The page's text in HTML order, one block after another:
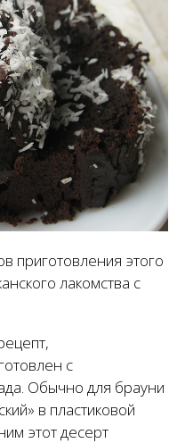
приготовления этого
лакомства с
с
Обычно для брауни
в пластиковой
этот десерт